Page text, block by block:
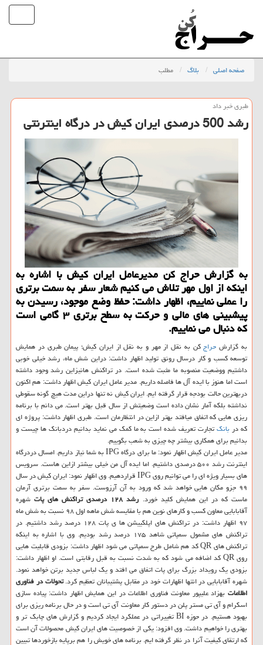
صفحه اصلی بلاگ مطلب
طبری خبر داد
رشد 500 درصدی ایران كیش در درگاه اینترنتی
به گزارش حراج كن مدیرعامل ایران كیش با اشاره به
اینكه از اول مهر تلاش می كنیم شعار سفر به سمت برتری
را عملی نماییم، اظهار داشت: حفظ وضع موجود، رسیدن به
پیشبینی های مالی و حركت به سطح برتری ۳ گامی است
كه دنبال می نماییم.
به گزارش حراجكن به نقل از مهر و به نقل از ایران كیش؛ پیمان طبری در همایش
توسعه كسب و كار درسال رونق تولید اظهار داشت: دراین شش ماه، رشد خیلی خوبی
داشتیم ووضعیت منصوبه ما مثبت شده است. در تراكنش هانیزاین رشد وجود داشته
است اما هنوز با ایده آل ها فاصله داریم. مدیر عامل ایران كیش اظهار داشت: هم اكنون
دربهترین حالت بودجه قرار گرفته ایم. ایران كیش نه تنها دراین مدت هیچ گونه سقوطی
نداشته بلكه آمار نشان داده است وضعیتش از سال قبل بهتر است. می دانم با برنامه
ریزی هایی كه اتفاق میافتد بهتر ازاین در انتظارمان است. طبری اظهار داشت: پروژه ای
كه دربانكتجارت تعریف شده است به ما كمك می نماید بدانیم دردبانك ها چیست و
بدانیم برای همكاری بیشتر چه چیزی به شعب بگوییم.
مدیر عامل ایران كیش اظهار نمود: ما برای درگاه IPG به شما نیاز داریم. امسال دردرگاه
اینترنت رشد ۵۰۰ درصدی داشتیم. اما ایده آل من خیلی بیشتر ازاین هاست. سرویس
های بسیار ویژه ای را می توانیم روی IPG قراردهیم. وی اظهار نمود: ایران كیش در سال
۹۹ جزو مكان هایی خواهد شد كه ورود به آن آرزوست. سفر به سمت برتری آرمان
ماست كه در این همایش كلید خورد.رشد ۱۲۸ درصدی تراكنش های پات
شهره
آقابابایی معاون كسب و كارهای نوین هم با مقایسه شش ماهه اول ۹۸ نسبت به شش ماه
۹۷ اظهار داشت: در تراكنش های اپلكییشن ها ی پات ۱۲۸ درصد رشد داشتیم. در
تراكنش های مشمول سمپاتی شاهد ۱۷۵ درصد رشد بودیم. وی با اشاره به اینكه
تراكنش های QR كد هم شامل طرح سمپاتی می شود اظهار داشت: بزودی قابلیت هایی
روی QR كد اضافه می شود كه به شدت نسبت به قبل رقابتی است. او اظهار داشت:
بزودی یك رویداد بزرگ برای پات اتفاق می افتد و یك لباس جدید برتن خواهد نمود.
شهره آقابابایی در انتها اظهارات خود در مقابل پشتیبانان تعظیم كرد.تحولات در فناوری
اطلاعات بهزاد علیپور معاونت فناوری اطلاعات در این همایش اظهار داشت: پیاده سازی
اسكرام و آی تی مستر پلن در دستور كار معاونت آی تی است و در حال برنامه ریزی برای
بهبود هستیم. در حوزه BI تغییراتی در عملكرد ایجاد كردیم و گزارش های چابك تر و
بهتری را خواهیم داشت. وی افزود: یكی از خصوصیت های ایران كیش محصولات آن است
كه ارتقای كیفیت آنرا در نظر گرفته ایم. برنامه های خویش را هم برپایه بازخوردها تبیین